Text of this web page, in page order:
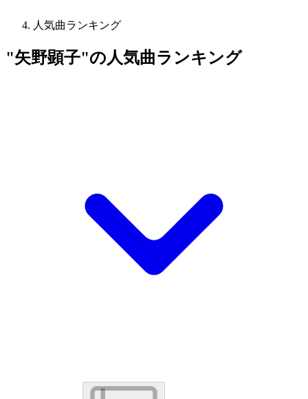
人気曲ランキング
"矢野顕子"の人気曲ランキング